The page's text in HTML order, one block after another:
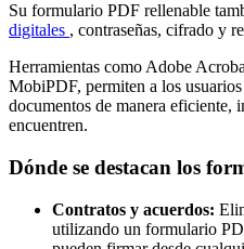
Su formulario PDF rellenable
digitales , contraseñas, cifrado y
Herramientas como Adobe
MobiPDF, permiten a los
documentos de manera eficiente,
encuentren.
Dónde se destacan los
Contratos y acuerdos:
utilizando un formulario